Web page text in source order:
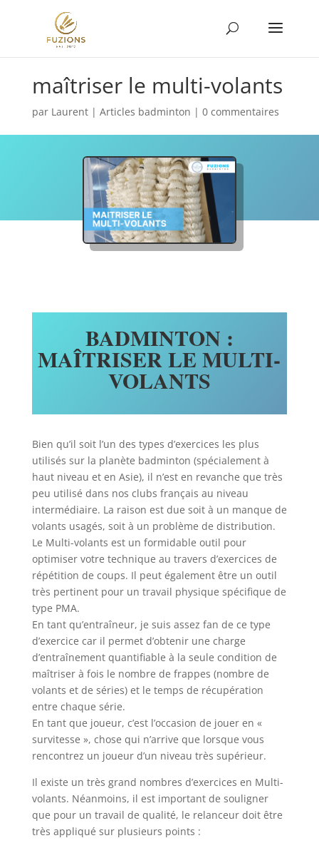
maîtriser le multi-volants
par Laurent| Articles badminton | 0 commentaires
BADMINTON :
MAÎTRISER LE MULTI-
VOLANTS
Bien qu’il soit l’un des types d’exercices les plus
utilisés sur la planète badminton (spécialement à
haut niveau et en Asie), il n’est en revanche que très
peu utilisé dans nos clubs français au niveau
intermédiaire. La raison est due soit à un manque de
volants usagés, soit à un problème de distribution.
Le Multi-volants est un formidable outil pour
optimiser votre technique au travers d’exercices de
répétition de coups. Il peut également être un outil
très pertinent pour un travail physique spécifique de
type PMA.
En tant qu’entraîneur, je suis assez fan de ce type
d’exercice car il permet d’obtenir une charge
d’entraînement quantifiable à la seule condition de
maîtriser à fois le nombre de frappes (nombre de
volants et de séries) et le temps de récupération
entre chaque série.
En tant que joueur, c’est l’occasion de jouer en «
survitesse », chose qui n’arrive que lorsque vous
rencontrez un joueur d’un niveau très supérieur.
Il existe un très grand nombres d’exercices en Multi-
volants. Néanmoins, il est important de souligner
que pour un travail de qualité, le relanceur doit être
très appliqué sur plusieurs points :